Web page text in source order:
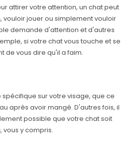
attirer votre attention, un chat peut
vouloir jouer ou simplement vouloir
demande d'attention et d'autres
si votre chat vous touche et se
de vous dire qu'il a faim.
sur votre visage, que ce
après avoir mangé. D'autres fois, il
possible que votre chat soit
vous y compris.